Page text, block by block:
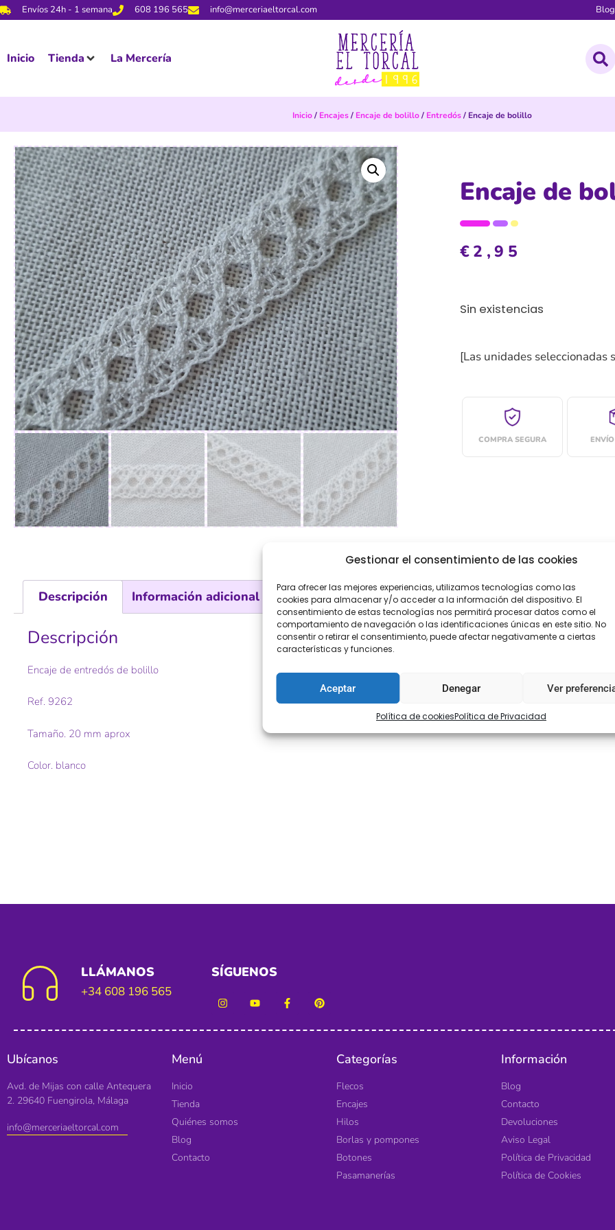
Gestionar el consentimiento de las cookies
Para ofrecer las mejores experiencias, utilizamos tecnologías como las
cookies para almacenar y/o acceder a la información del dispositivo. El
consentimiento de estas tecnologías nos permitirá procesar datos como el
comportamiento de navegación o las identificaciones únicas en este sitio. No
consentir o retirar el consentimiento, puede afectar negativamente a ciertas
características y funciones.
Aceptar Denegar Ver
Política de cookiesPolítica de Privacidad
Envíos 24h - 1 semana 608 196 565 info@merceriaeltorcal.com Blog
Inicio Tienda La Mercería
Inicio/ Encajes/ Encaje de bolillo/ Entredós/ Encaje de bolillo
Encaje de
€2,95
Sin existencias
[Las unidades seleccionadas
COMPRA SEGURA
Descripción Información adicional
Descripción
Encaje de entredós de bolillo
Ref. 9262
Tamaño. 20 mm aprox
Color. blanco
LLÁMANOS
+34 608 196 565
SÍGUENOS
Ubícanos
Avd. de Mijas con calle Antequera
2. 29640 Fuengirola, Málaga
info@merceriaeltorcal.com
Menú
Inicio
Tienda
Quiénes somos
Blog
Contacto
Categorías
Flecos
Encajes
Hilos
Borlas y pompones
Botones
Pasamanerías
Información
Blog
Contacto
Devoluciones
Aviso Legal
Política de Privacidad
Política de Cookies